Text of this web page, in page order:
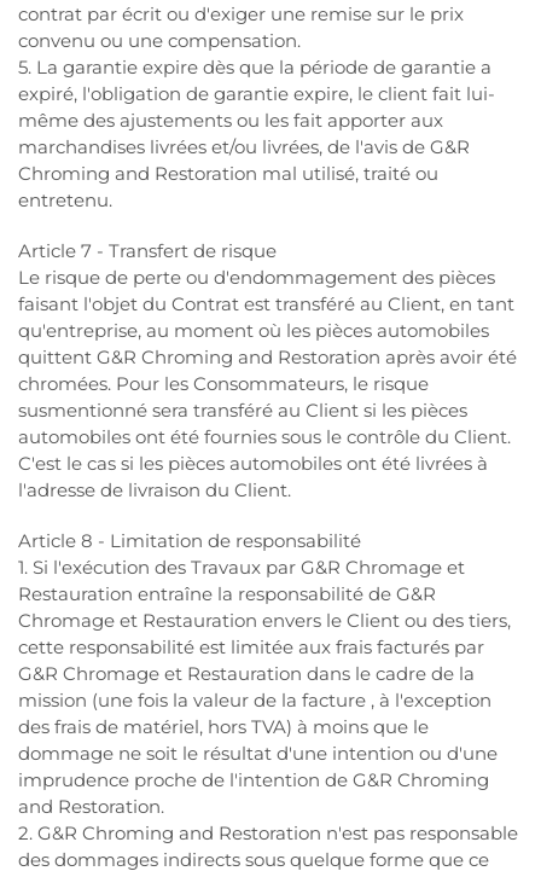
contrat par écrit ou d'exiger une remise sur le prix
convenu ou une compensation.
5. La garantie expire dès que la période de garantie a
expiré, l'obligation de garantie expire, le client fait lui-
même des ajustements ou les fait apporter aux
marchandises livrées et/ou livrées, de l'avis de G&R
Chroming and Restoration mal utilisé, traité ou
entretenu.
Article 7 - Transfert de risque
Le risque de perte ou d'endommagement des pièces
faisant l'objet du Contrat est transféré au Client, en tant
qu'entreprise, au moment où les pièces automobiles
quittent G&R Chroming and Restoration après avoir été
chromées. Pour les Consommateurs, le risque
susmentionné sera transféré au Client si les pièces
automobiles ont été fournies sous le contrôle du Client.
C'est le cas si les pièces automobiles ont été livrées à
l'adresse de livraison du Client.
Article 8 - Limitation de responsabilité
1. Si l'exécution des Travaux par G&R Chromage et
Restauration entraîne la responsabilité de G&R
Chromage et Restauration envers le Client ou des tiers,
cette responsabilité est limitée aux frais facturés par
G&R Chromage et Restauration dans le cadre de la
mission (une fois la valeur de la facture , à l'exception
des frais de matériel, hors TVA) à moins que le
dommage ne soit le résultat d'une intention ou d'une
imprudence proche de l'intention de G&R Chroming
and Restoration.
2. G&R Chroming and Restoration n'est pas responsable
des dommages indirects sous quelque forme que ce